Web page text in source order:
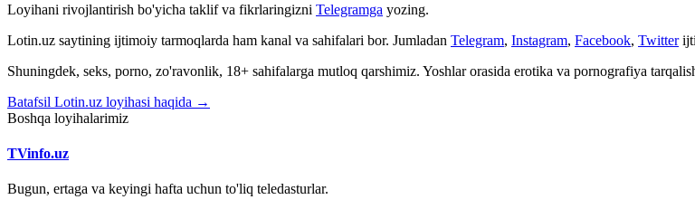
Loyihani rivojlantirish bo'yicha taklif va fikrlaringizni Telegramga yozing.
Lotin.uz saytining ijtimoiy tarmoqlarda ham kanal va sahifalari bor. Jumladan Telegram, Instagram, Facebook, Twitter
Shuningdek, seks, porno, zo'ravonlik, 18+ sahifalarga mutloq qarshimiz. Yoshlar orasida erotika va pornografiya
Batafsil Lotin.uz loyihasi haqida →
Boshqa loyihalarimiz
TVinfo.uz
Bugun, ertaga va keyingi hafta uchun to'liq teledasturlar.